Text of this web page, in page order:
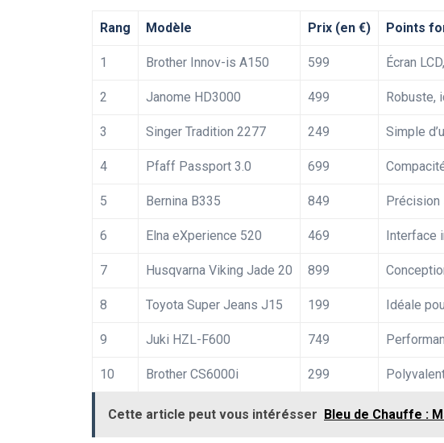
Rang Modèle Prix (en €) Points
1 Brother Innov-is A150 599 Écran
2 Janome HD3000 499 Robuste,
3 Singer Tradition 2277 249 Simple
4 Pfaff Passport 3.0 699
5 Bernina B335 849 Précision
6 Elna eXperience 520 469 Interface
7 Husqvarna Viking Jade 20 899
8 Toyota Super Jeans J15 199 Idéale
9 Juki HZL-F600 749
10 Brother CS6000i 299
Cette article peut vous intérésser Bleu de Chauffe :